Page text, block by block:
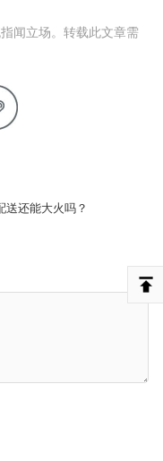
闻立场。转载此文章需
送还能大火吗？